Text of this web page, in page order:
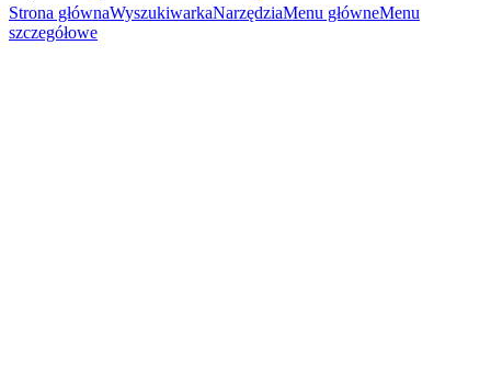
Strona głównaWyszukiwarkaNarzędziaMenu główneMenu
szczegółowe